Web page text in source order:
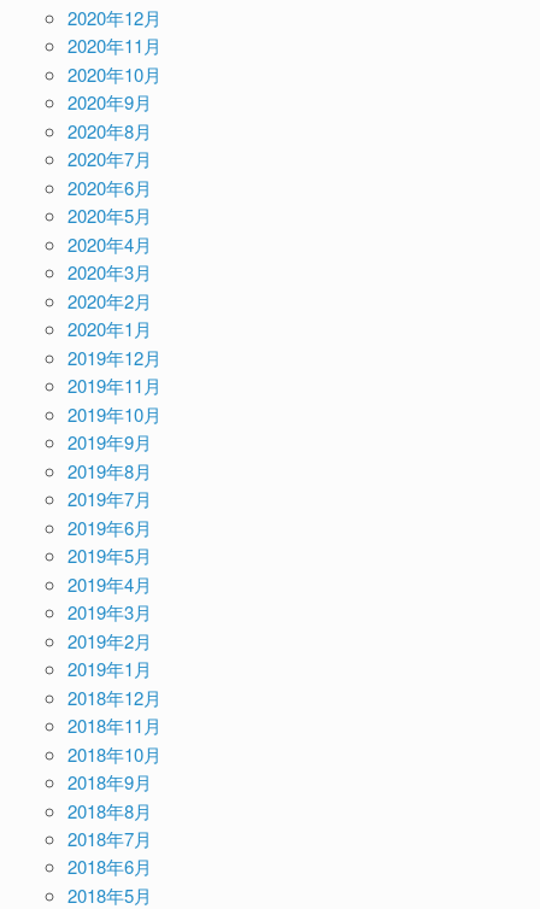
2020年12月
2020年11月
2020年10月
2020年9月
2020年8月
2020年7月
2020年6月
2020年5月
2020年4月
2020年3月
2020年2月
2020年1月
2019年12月
2019年11月
2019年10月
2019年9月
2019年8月
2019年7月
2019年6月
2019年5月
2019年4月
2019年3月
2019年2月
2019年1月
2018年12月
2018年11月
2018年10月
2018年9月
2018年8月
2018年7月
2018年6月
2018年5月